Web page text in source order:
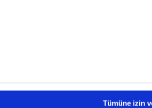
Tümüne izin
ve Gizlilik